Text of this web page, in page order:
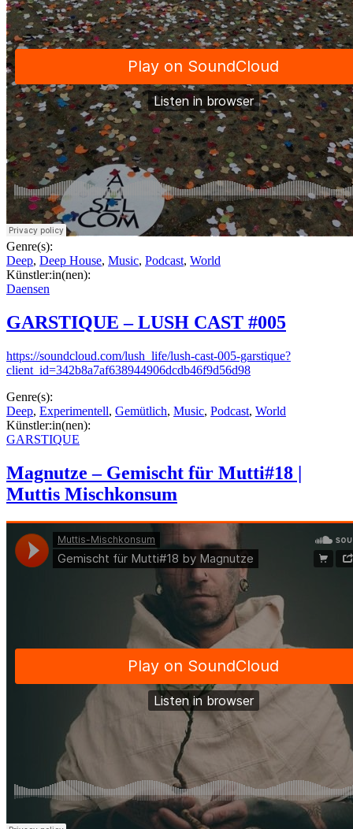
Genre(s):
Deep, Deep House, Music, Podcast, World
Künstler:in(nen):
Daensen
GARSTIQUE – LUSH CAST #005
https://soundcloud.com/lush_life/lush-cast-005-garstique?
client_id=342b8a7af638944906dcdb46f9d56d98
Genre(s):
Deep, Experimentell, Gemütlich, Music, Podcast, World
Künstler:in(nen):
GARSTIQUE
Magnutze – Gemischt für Mutti#18 |
Muttis Mischkonsum